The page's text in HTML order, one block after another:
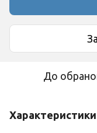
До
Характеристики